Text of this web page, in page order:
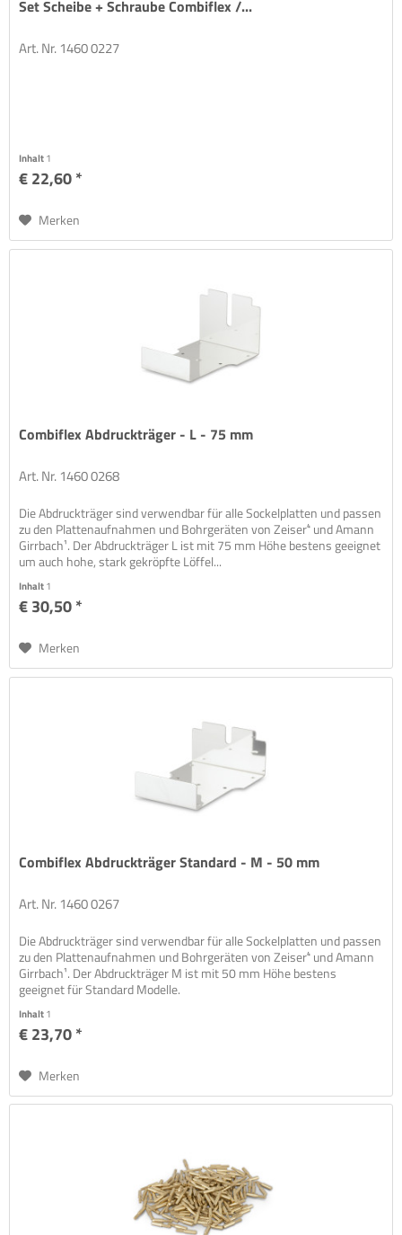
Set Scheibe + Schraube Combiflex /...
Art. Nr. 1460 0227
Inhalt1
€ 22,60 *
Merken
Combiflex Abdruckträger - L - 75 mm
Art. Nr. 1460 0268
Die Abdruckträger sind verwendbar für alle Sockelplatten und passen
zu den Plattenaufnahmen und Bohrgeräten von Zeiser⁴ und Amann
Girrbach¹. Der Abdruckträger L ist mit 75 mm Höhe bestens geeignet
um auch hohe, stark gekröpfte Löffel...
Inhalt1
€ 30,50 *
Merken
Combiflex Abdruckträger Standard - M - 50 mm
Art. Nr. 1460 0267
Die Abdruckträger sind verwendbar für alle Sockelplatten und passen
zu den Plattenaufnahmen und Bohrgeräten von Zeiser⁴ und Amann
Girrbach¹. Der Abdruckträger M ist mit 50 mm Höhe bestens
geeignet für Standard Modelle.
Inhalt1
€ 23,70 *
Merken